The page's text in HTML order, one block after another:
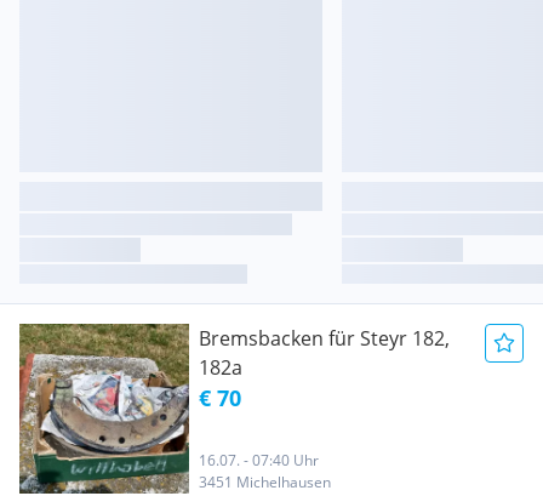
Bremsbacken für Steyr 182,
182a
€ 70
16.07. - 07:40 Uhr
3451 Michelhausen